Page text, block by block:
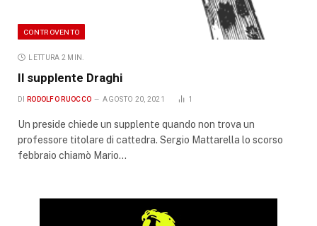
CONTROVENTO
LETTURA 2 MIN.
Il supplente Draghi
DI RODOLFO RUOCCO AGOSTO 20, 2021 1
Un preside chiede un supplente quando non trova un
professore titolare di cattedra. Sergio Mattarella lo scorso
febbraio chiamò Mario…